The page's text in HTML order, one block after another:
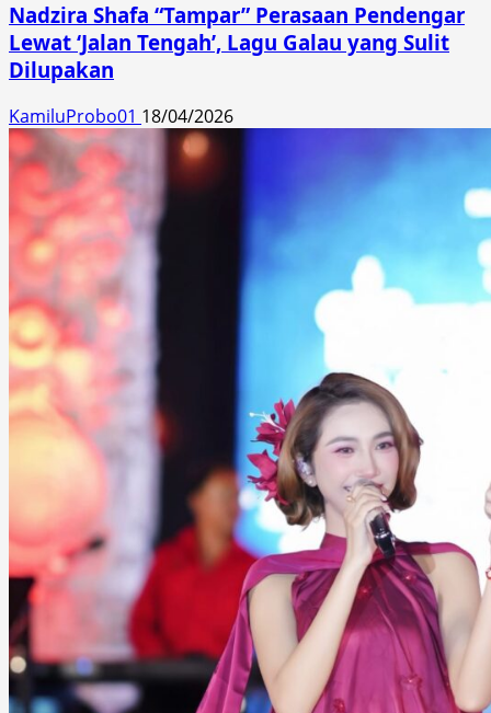
Nadzira Shafa “Tampar” Perasaan Pendengar
Lewat ‘Jalan Tengah’, Lagu Galau yang Sulit
Dilupakan
KamiluProbo01 18/04/2026